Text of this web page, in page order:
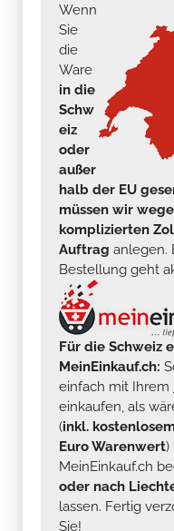
Wenn
Sie
die
Ware
in die
Schw
eiz
oder
außer
halb der EU
müssen wir
komplizierten
Auftrag anlegen.
Bestellung geht
Für die Schweiz
MeinEinkauf.ch:
einfach mit Ihrem
einkaufen, als
(inkl.
Euro Warenwert)
MeinEinkauf.ch
oder nach
lassen. Fertig
Sie!